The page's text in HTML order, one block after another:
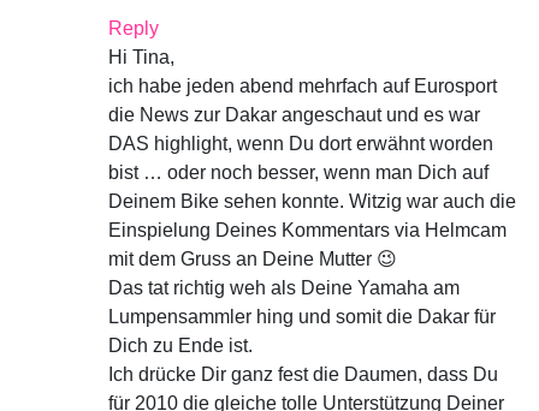
Reply
Hi Tina,
ich habe jeden abend mehrfach auf Eurosport
die News zur Dakar angeschaut und es war
DAS highlight, wenn Du dort erwähnt worden
bist … oder noch besser, wenn man Dich auf
Deinem Bike sehen konnte. Witzig war auch die
Einspielung Deines Kommentars via Helmcam
mit dem Gruss an Deine Mutter 😉
Das tat richtig weh als Deine Yamaha am
Lumpensammler hing und somit die Dakar für
Dich zu Ende ist.
Ich drücke Dir ganz fest die Daumen, dass Du
für 2010 die gleiche tolle Unterstützung Deiner